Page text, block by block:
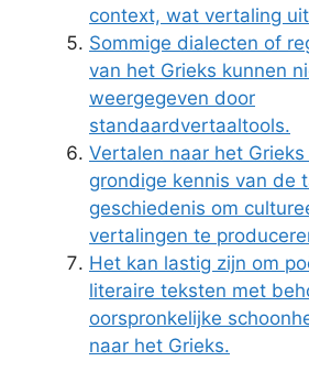
context, wat vertaling
Sommige dialecten of
van het Grieks kunnen
weergegeven door
standaardvertaaltools.
Vertalen naar het
grondige kennis van de
geschiedenis om
vertalingen te
Het kan lastig zijn om
literaire teksten met
oorspronkelijke
naar het Grieks.